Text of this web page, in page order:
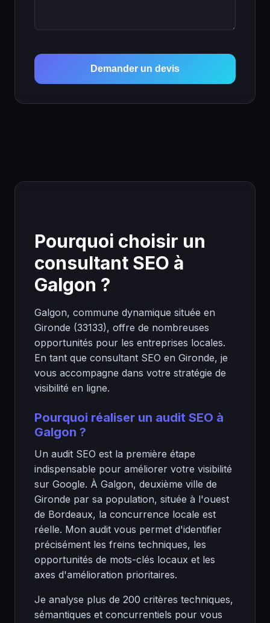
Demander un devis
Pourquoi choisir un
consultant SEO à
Galgon ?
Galgon, commune dynamique située en
Gironde (33133), offre de nombreuses
opportunités pour les entreprises locales.
En tant que consultant SEO en Gironde, je
vous accompagne dans votre stratégie de
visibilité en ligne.
Pourquoi réaliser un audit SEO à
Galgon ?
Un audit SEO est la première étape
indispensable pour améliorer votre visibilité
sur Google. À Galgon, deuxième ville de
Gironde par sa population, située à l'ouest
de Bordeaux, la concurrence locale est
réelle. Mon audit vous permet d'identifier
précisément les freins techniques, les
opportunités de mots-clés locaux et les
axes d'amélioration prioritaires.
Je analyse plus de 200 critères techniques,
sémantiques et concurrentiels pour vous